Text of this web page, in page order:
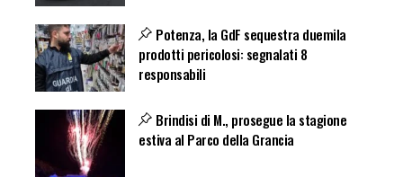
Potenza, la GdF sequestra duemila
prodotti pericolosi: segnalati 8
responsabili
Brindisi di M., prosegue la stagione
estiva al Parco della Grancia